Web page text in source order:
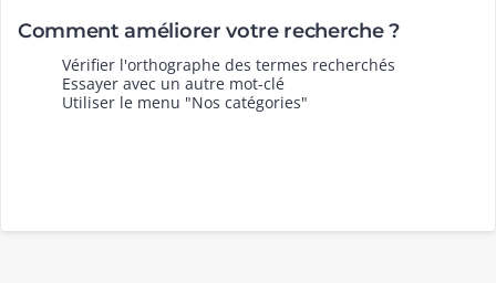
Comment améliorer votre recherche ?
Vérifier l'orthographe des termes recherchés
Essayer avec un autre mot-clé
Utiliser le menu "Nos catégories"